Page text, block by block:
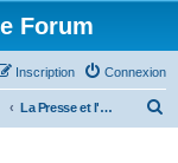
Forum
Connexion
Inscription
La Presse et l'Avantime